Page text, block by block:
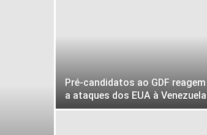
Pré-candidatos ao GDF reagem
a ataques dos EUA à Venezuela